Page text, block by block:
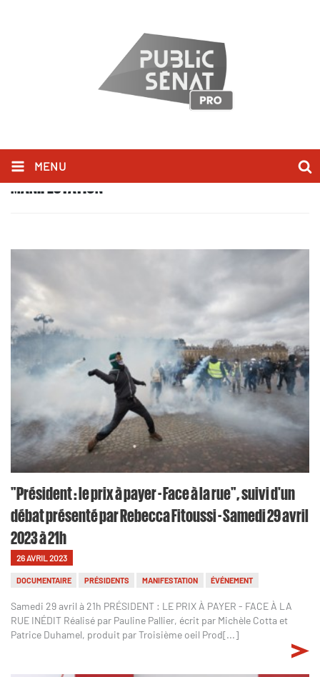
MENU
MANIFESTATION
"Président : le prix à payer - Face à la rue", suivi d'un
débat présenté par Rebecca Fitoussi - Samedi 29 avril
2023 à 21h
26 AVRIL 2023
DOCUMENTAIRE PRÉSIDENTS MANIFESTATION ÉVÉNEMENT
Samedi 29 avril à 21h PRÉSIDENT : LE PRIX À PAYER - FACE À LA
RUE INÉDIT Réalisé par Pauline Pallier, écrit par Michèle Cotta et
Patrice Duhamel, produit par Troisième oeil Prod[...]